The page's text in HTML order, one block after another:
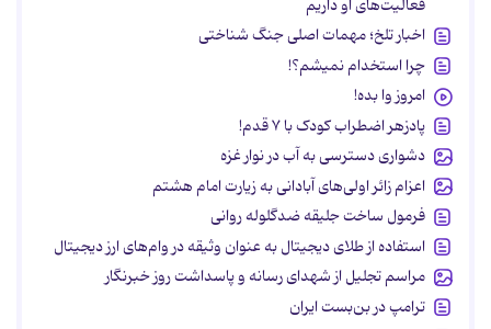
فعالیت‌های او داریم
اخبار تلخ؛ مهمات اصلی جنگ شناختی
چرا استخدام نمیشم؟!
امروز وا بده!
پادزهر اضطراب کودک با ۷ قدم!
دشواری دسترسی به آب در نوار غزه
اعزام زائر اولی‌های آبادانی به زیارت امام هشتم
فرمول ساخت جلیقه ضدگلوله روانی
استفاده از طلای دیجیتال به عنوان وثیقه در وام‌های ارز دیجیتال
مراسم تجلیل از شهدای رسانه و پاسداشت روز خبرنگار
ترامپ در بن‌بست ایران